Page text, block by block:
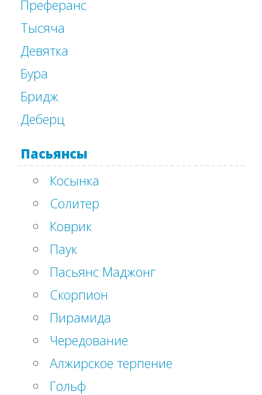
Преферанс
Тысяча
Девятка
Бура
Бридж
Деберц
Пасьянсы
Косынка
Солитер
Коврик
Паук
Пасьянс Маджонг
Скорпион
Пирамида
Чередование
Алжирское терпение
Гольф